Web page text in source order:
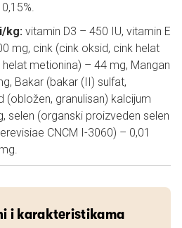
kg: vitamin D3 – 450 IU, vitamin E
mg, cink (cink oksid, cink helat
metionina) – 44 mg, Mangan
Bakar (bakar (II) sulfat,
(obložen, granulisan) kalcijum
selen (organski proizveden selen
CNCM I-3060) – 0,01
i karakteristikama